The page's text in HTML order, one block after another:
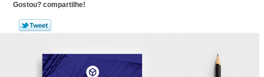
Gostou? compartilhe!